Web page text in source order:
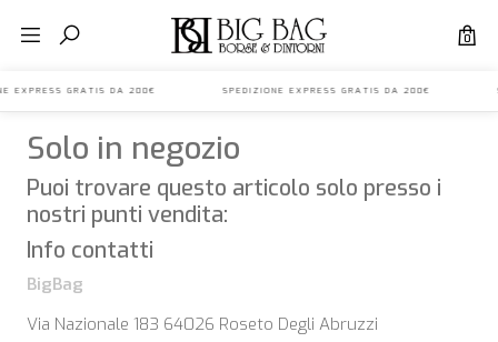
0
EXPRESS GRATIS DA 200€ SPEDIZIONE EXPRESS GRATIS DA 200€
Solo in negozio
Puoi trovare questo articolo solo presso i
nostri punti vendita:
Info contatti
BigBag
Via Nazionale 183 64026 Roseto Degli Abruzzi